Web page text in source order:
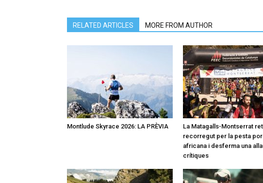
RELATED ARTICLES MORE FROM AUTHOR
Montlude Skyrace 2026: LA PRÈVIA
La Matagalls-Montserrat
recorregut per la pesta
africana i desferma una
crítiques